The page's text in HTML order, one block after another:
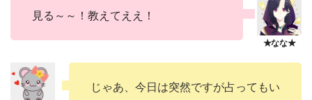
見る～～！教えてええ！
じゃあ、今日は突然ですが占ってもい